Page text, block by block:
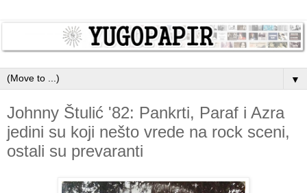
▼
Johnny Štulić '82: Pankrti, Paraf i Azra
jedini su koji nešto vrede na rock sceni,
ostali su prevaranti